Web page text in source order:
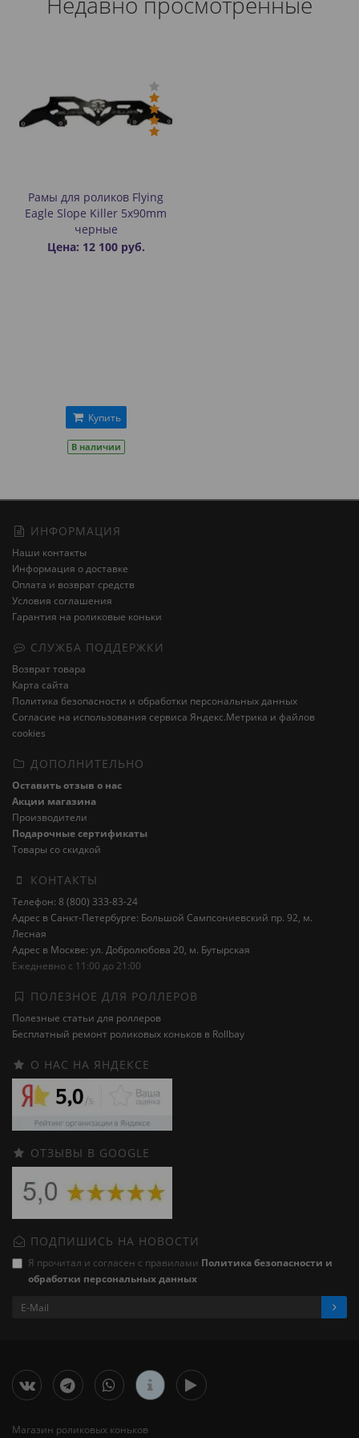
Рамы для роликов Flying
Eagle Slope Killer 5x90mm
черные
Цена: 12 100 руб.
Купить
В наличии
ИНФОРМАЦИЯ
Наши контакты
Информация о доставке
Оплата и возврат средств
Условия соглашения
Гарантия на роликовые коньки
СЛУЖБА ПОДДЕРЖКИ
Возврат товара
Карта сайта
Политика безопасности и обработки персональных данных
Cогласие на использования сервиса Яндекс.Метрика и файлов
cookies
ДОПОЛНИТЕЛЬНО
Оставить отзыв о нас
Акции магазина
Производители
Подарочные сертификаты
Товары со скидкой
КОНТАКТЫ
Телефон: 8 (800) 333-83-24
Адрес в Санкт-Петербурге: Большой Сампсониевский пр. 92, м.
Лесная
Адрес в Москве: ул. Добролюбова 20, м. Бутырская
Ежедневно с 11:00 до 21:00
ПОЛЕЗНОЕ ДЛЯ РОЛЛЕРОВ
Полезные статьи для роллеров
Бесплатный ремонт роликовых коньков в Rollbay
О НАС НА ЯНДЕКСЕ
ОТЗЫВЫ В GOOGLE
ПОДПИШИСЬ НА НОВОСТИ
Я прочитал и согласен с правилами Политика безопасности и
обработки персональных данных
Магазин роликовых коньков